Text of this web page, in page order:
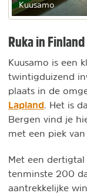
Kuusamo
Ruka in Finland
Kuusamo is een
twintigduizend
plaats in de
Lapland . Het is
Bergen vind je
met een piek
Met een dertigtal
tenminste 200
aantrekkelijke